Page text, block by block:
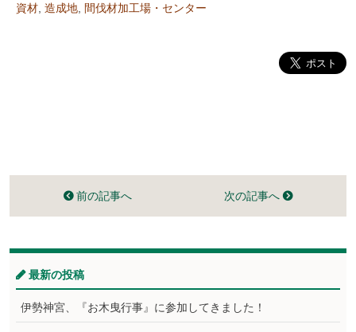
資材 造成地 間伐材加工場・センター
前の記事へ 次の記事へ
最新の投稿
伊勢神宮、『お木曳行事』に参加してきました！